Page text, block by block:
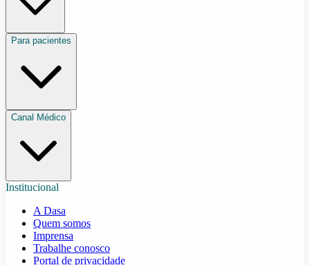
Para pacientes
Canal Médico
Institucional
A Dasa
Quem somos
Imprensa
Trabalhe conosco
Portal de privacidade